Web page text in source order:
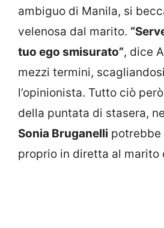
ambiguo di Manila, si
velenosa dal marito.
tuo ego smisurato”, dice
mezzi termini,
l’opinionista. Tutto ciò
della puntata di stasera,
Sonia Bruganelli potrebbe
proprio in diretta al marito